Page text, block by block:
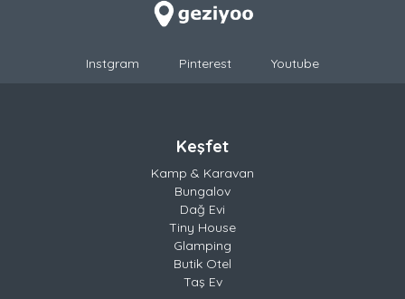
Instgram Pinterest Youtube
Keşfet
Kamp & Karavan
Bungalov
Dağ Evi
Tiny House
Glamping
Butik Otel
Taş Ev